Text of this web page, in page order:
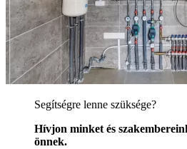
Segítségre lenne szüksége?
Hívjon minket és
önnek.